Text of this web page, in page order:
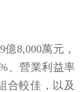
8,000萬元，
、營業利益率
合較佳，以及